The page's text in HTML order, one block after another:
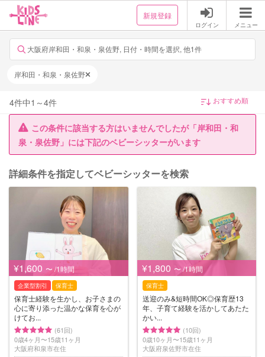
新規登録
ログイン メニュー
大阪府岸和田・和泉・泉佐野, 日付・時間を選択, 他1件
岸和田・和泉・泉佐野
4件中1 ～4件
この条件に該当する方はいませんでしたが「岸和田・和
泉・泉佐野」には下記のベビーシッターがいます
詳細条件を指定してベビーシッターを検索
¥1,600 〜 /1時間
企業型割引 保育士
保育士経験を生かし、お子さまの
心に寄り添った温かな保育を心が
けてお...
(61回)
0歳4ヶ月〜15歳11ヶ月
大阪府和泉市在住
¥1,800 〜 /1時間
保育士
送迎のみ&短時間OK◎保育歴13
年、子育て経験を活かしてあたた
かい...
(10回)
0歳10ヶ月〜15歳11ヶ月
大阪府泉佐野市在住